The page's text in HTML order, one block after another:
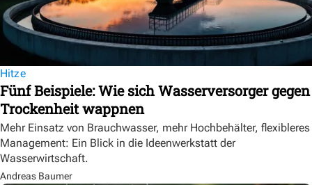
Hitze
Fünf Beispiele: Wie sich Wasserversorger gegen
Trockenheit wappnen
Mehr Einsatz von Brauchwasser, mehr Hochbehälter, flexibleres
Management: Ein Blick in die Ideenwerkstatt der
Wasserwirtschaft.
Andreas Baumer